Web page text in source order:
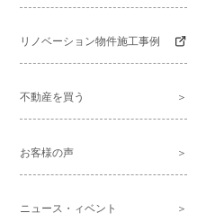
リノベーション物件施工事例
不動産を買う
お客様の声
ニュース・ィベント